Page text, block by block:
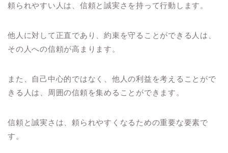
頼られやすい人は、信頼と誠実さを持って行動します。
他人に対して正直であり、約束を守ることができる人は、
その人への信頼が高まります。
また、自己中心的ではなく、他人の利益を考えることがで
きる人は、周囲の信頼を集めることができます。
信頼と誠実さは、頼られやすくなるための重要な要素で
す。